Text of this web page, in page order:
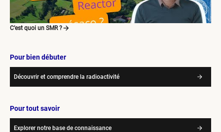
C’est quoi un SMR ?
Pour bien débuter
Découvrir et comprendre la radioactivité
Pour tout savoir
Explorer notre base de connaissance